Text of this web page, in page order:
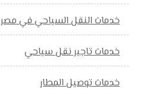
خدمات النقل السياحي في مصر
خدمات تاجير نقل سياحي
خدمات توصيل المطار